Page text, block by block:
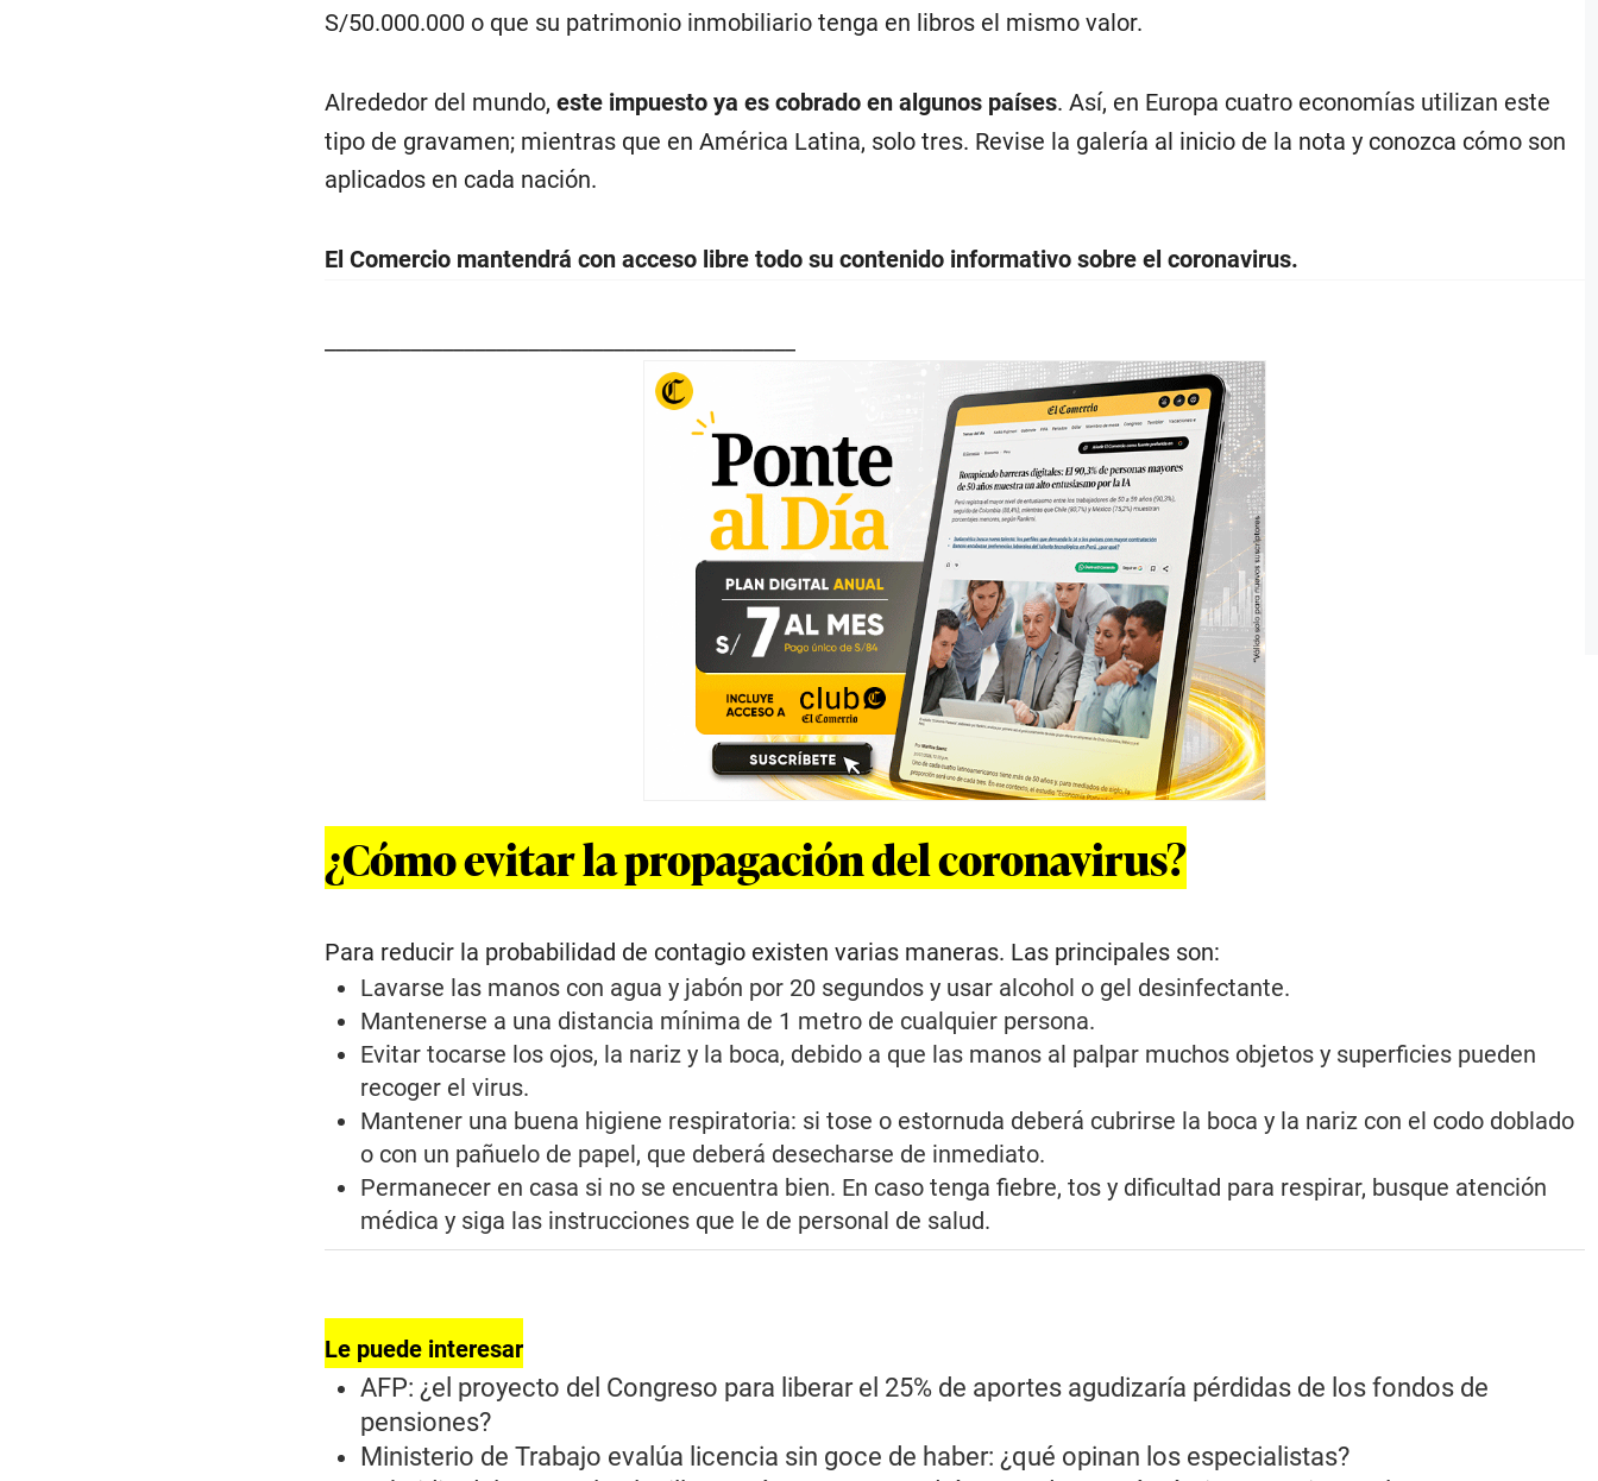
S/50.000.000 o que su patrimonio inmobiliario tenga en libros el mismo valor.
Alrededor del mundo,este impuesto ya es cobrado en algunos países. Así, en Europa cuatro economías utilizan este
tipo de gravamen; mientras que en América Latina, solo tres. Revise la galería al inicio de la nota y conozca cómo son
aplicados en cada nación.
El Comercio mantendrá con acceso libre todo su contenido informativo sobre el coronavirus.
¿Cómo evitar la propagación del coronavirus?
Para reducir la probabilidad de contagio existen varias maneras. Las principales son:
Lavarse las manos con agua y jabón por 20 segundos y usar alcohol o gel desinfectante.
Mantenerse a una distancia mínima de 1 metro de cualquier persona.
Evitar tocarse los ojos, la nariz y la boca, debido a que las manos al palpar muchos objetos y superficies pueden
recoger el virus.
Mantener una buena higiene respiratoria: si tose o estornuda deberá cubrirse la boca y la nariz con el codo doblado
o con un pañuelo de papel, que deberá desecharse de inmediato.
Permanecer en casa si no se encuentra bien. En caso tenga fiebre, tos y dificultad para respirar, busque atención
médica y siga las instrucciones que le de personal de salud.
Le puede interesar
AFP: ¿el proyecto del Congreso para liberar el 25% de aportes agudizaría pérdidas de los fondos de
pensiones?
Ministerio de Trabajo evalúa licencia sin goce de haber: ¿qué opinan los especialistas?